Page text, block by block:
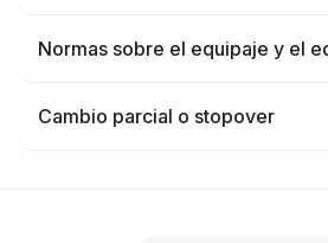
Normas sobre el equipaje y el
Cambio parcial o stopover